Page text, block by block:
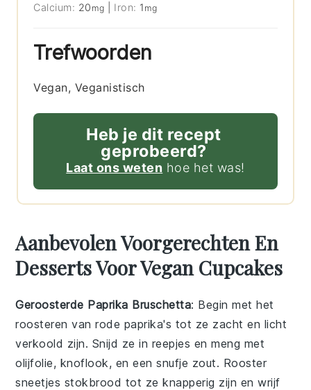
Calcium: 20 mg Iron: 1 mg
Trefwoorden
Vegan, Veganistisch
Heb je dit recept
geprobeerd?
Laat ons weten hoe het was!
Aanbevolen Voorgerechten En
Desserts Voor Vegan Cupcakes
Geroosterde Paprika Bruschetta: Begin met het
roosteren vanrode paprika's tot ze zacht en licht
verkoold zijn. Snijd ze in reepjes en meng met
olijfolie, knoflook, en een snufje zout. Rooster
sneetjes stokbrood tot ze knapperig zijn en wrijf